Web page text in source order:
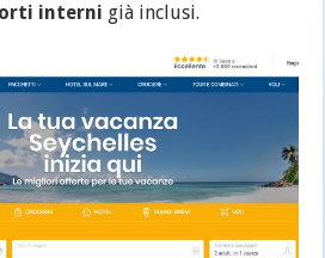
interni già inclusi.